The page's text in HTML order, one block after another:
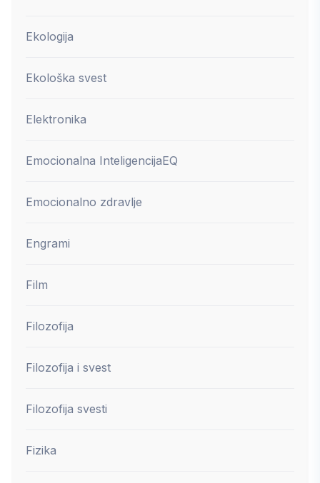
Ekologija
Ekološka svest
Elektronika
Emocionalna InteligencijaEQ
Emocionalno zdravlje
Engrami
Film
Filozofija
Filozofija i svest
Filozofija svesti
Fizika